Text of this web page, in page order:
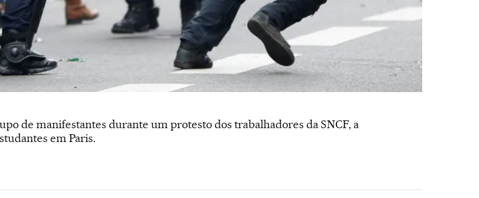
de manifestantes durante um protesto dos trabalhadores da SNCF, a
em Paris.